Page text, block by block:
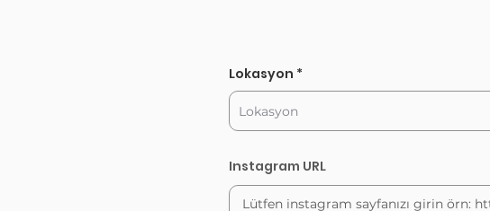
Lokasyon
Instagram URL